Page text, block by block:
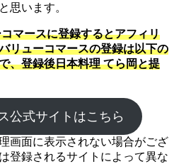
思います。
マースに登録するとアフィリ
リューコマースの登録は以下の
、登録後日本料理 てら岡と提
公式サイトはこちら
画面に表示されない場合がござ
登録されるサイトによって異な